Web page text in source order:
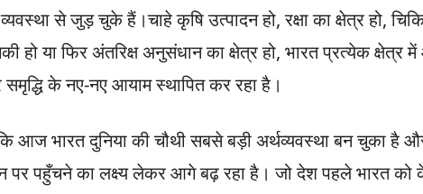
से जुड़ चुके हैं।चाहे कृषि उत्पादन हो, रक्षा का क्षेत्र हो,
हो या फिर अंतरिक्ष अनुसंधान का क्षेत्र हो, भारत प्रत्येक क्षेत्र
के नए-नए आयाम स्थापित कर रहा है।
आज भारत दुनिया की चौथी सबसे बड़ी अर्थव्यवस्था बन चुका है
पर पहुँचने का लक्ष्य लेकर आगे बढ़ रहा है। जो देश पहले भारत